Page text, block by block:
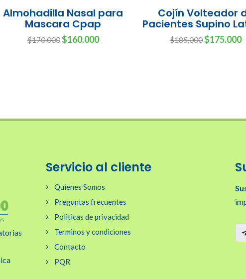
Almohadilla Nasal para
Mascara Cpap
$170.000$160.000
Cojín Volteador
Pacientes Supino
$185.000$175.000
Servicio al cliente
Quienes Somos
Preguntas frecuentes
Politicas de privacidad
Terminos y condiciones
Contacto
PQR